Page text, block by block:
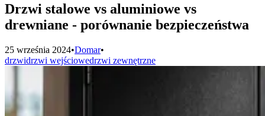
Drzwi stalowe vs aluminiowe vs
drewniane - porównanie bezpieczeństwa
25 września 2024•Domar•
drzwidrzwi wejściowedrzwi zewnętrzne